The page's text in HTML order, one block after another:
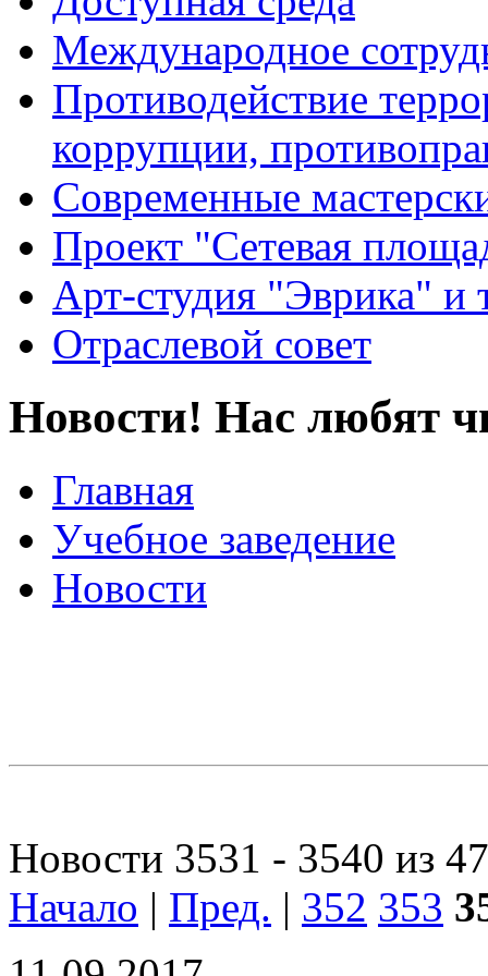
Международное
Противодействие
коррупции,
Современные
Проект "Сетевая
Арт-студия "Эврика" и
Отраслевой совет
Новости! Нас любят
Главная
Учебное заведение
Новости
Новости 3531 - 3540 из
Начало | Пред. | 352 353